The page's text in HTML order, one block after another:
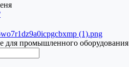
для промышленного оборудования